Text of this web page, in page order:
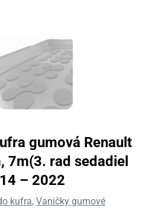
gumová Renault
7m(3. rad sedadiel
– 2022
kufra, Vaničky gumové